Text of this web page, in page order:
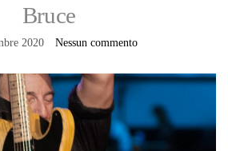
Bruce
2020 Nessun commento